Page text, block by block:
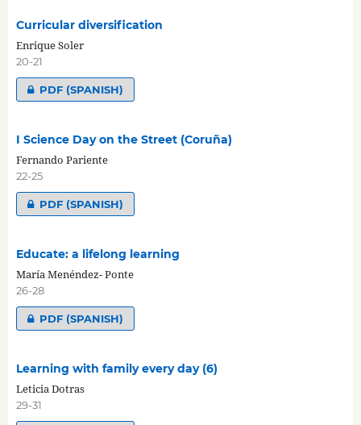
Curricular diversification
Enrique Soler
20-21
PDF (SPANISH)
I Science Day on the Street (Coruña)
Fernando Pariente
22-25
PDF (SPANISH)
Educate: a lifelong learning
María Menéndez- Ponte
26-28
PDF (SPANISH)
Learning with family every day (6)
Leticia Dotras
29-31